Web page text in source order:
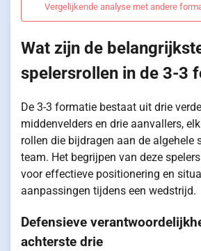
Vergelijkende analyse met andere
Wat zijn de
spelersrollen in de 3-3
De 3-3 formatie bestaat uit drie
middenvelders en drie aanvallers,
rollen die bijdragen aan de algehele
team. Het begrijpen van deze
voor effectieve positionering en
aanpassingen tijdens een wedstrijd.
Defensieve
achterste drie